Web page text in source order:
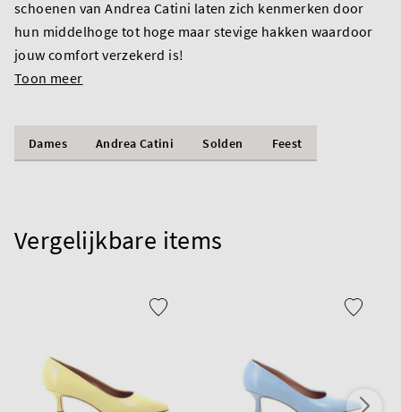
schoenen van Andrea Catini laten zich kenmerken door
hun middelhoge tot hoge maar stevige hakken waardoor
jouw comfort verzekerd is!
Toon meer
Dames Andrea Catini Solden Feest
Vergelijkbare items